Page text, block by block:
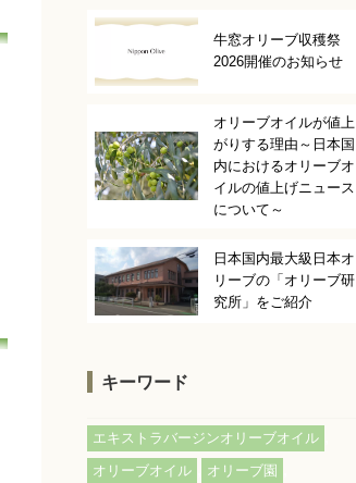
牛窓オリーブ収穫祭
2026開催のお知らせ
オリーブオイルが値上
がりする理由～日本国
内におけるオリーブオ
イルの値上げニュース
について～
日本国内最大級日本オ
リーブの「オリーブ研
究所」をご紹介
キーワード
エキストラバージンオリーブオイル
オリーブオイル オリーブ園